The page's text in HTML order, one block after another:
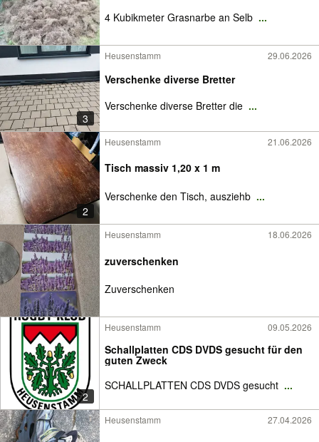
4 Kubikmeter Grasnarbe an Selb ...
3
Heusenstamm 29.06.2026
Verschenke diverse Bretter
Verschenke diverse Bretter die ...
2
Heusenstamm 21.06.2026
Tisch massiv 1,20 x 1 m
Verschenke den Tisch, ausziehb ...
Heusenstamm 18.06.2026
zuverschenken
Zuverschenken
2
Heusenstamm 09.05.2026
Schallplatten CDS DVDS gesucht für den
guten Zweck
SCHALLPLATTEN CDS DVDS gesucht ...
Heusenstamm 27.04.2026